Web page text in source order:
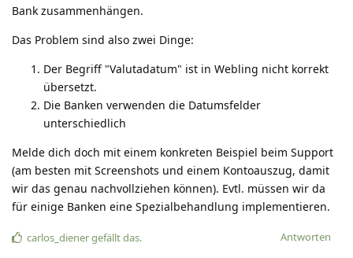
Bank zusammenhängen.
Das Problem sind also zwei Dinge:
Der Begriff "Valutadatum" ist in Webling nicht korrekt
übersetzt.
Die Banken verwenden die Datumsfelder
unterschiedlich
Melde dich doch mit einem konkreten Beispiel beim Support
(am besten mit Screenshots und einem Kontoauszug, damit
wir das genau nachvollziehen können). Evtl. müssen wir da
für einige Banken eine Spezialbehandlung implementieren.
Antworten
carlos_dienergefällt das.